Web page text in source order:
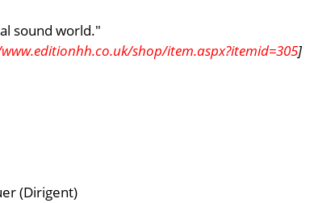
sound world."
shop/item.aspx?itemid=305]
(Dirigent)